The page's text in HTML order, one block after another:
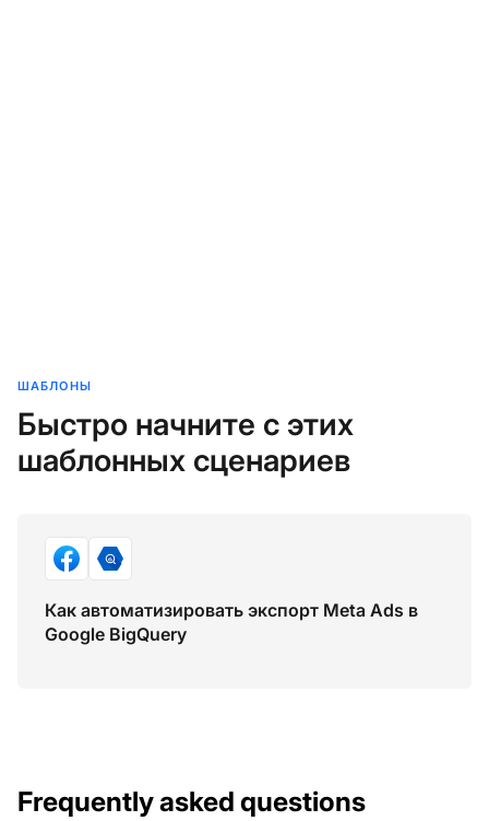
ШАБЛОНЫ
Быстро начните с этих
шаблонных сценариев
Как автоматизировать экспорт Meta Ads в
Google BigQuery
Frequently asked questions